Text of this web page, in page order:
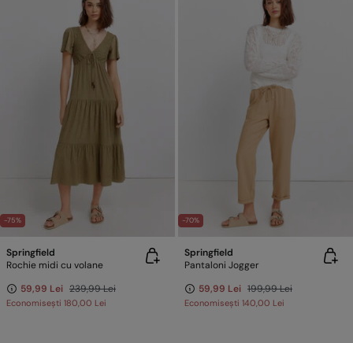
-75%
Springfield
Rochie midi cu volane
59,99 Lei 239,99 Lei
Economisești 180,00 Lei
-70%
Springfield
Pantaloni Jogger
59,99 Lei 199,99 Lei
Economisești 140,00 Lei